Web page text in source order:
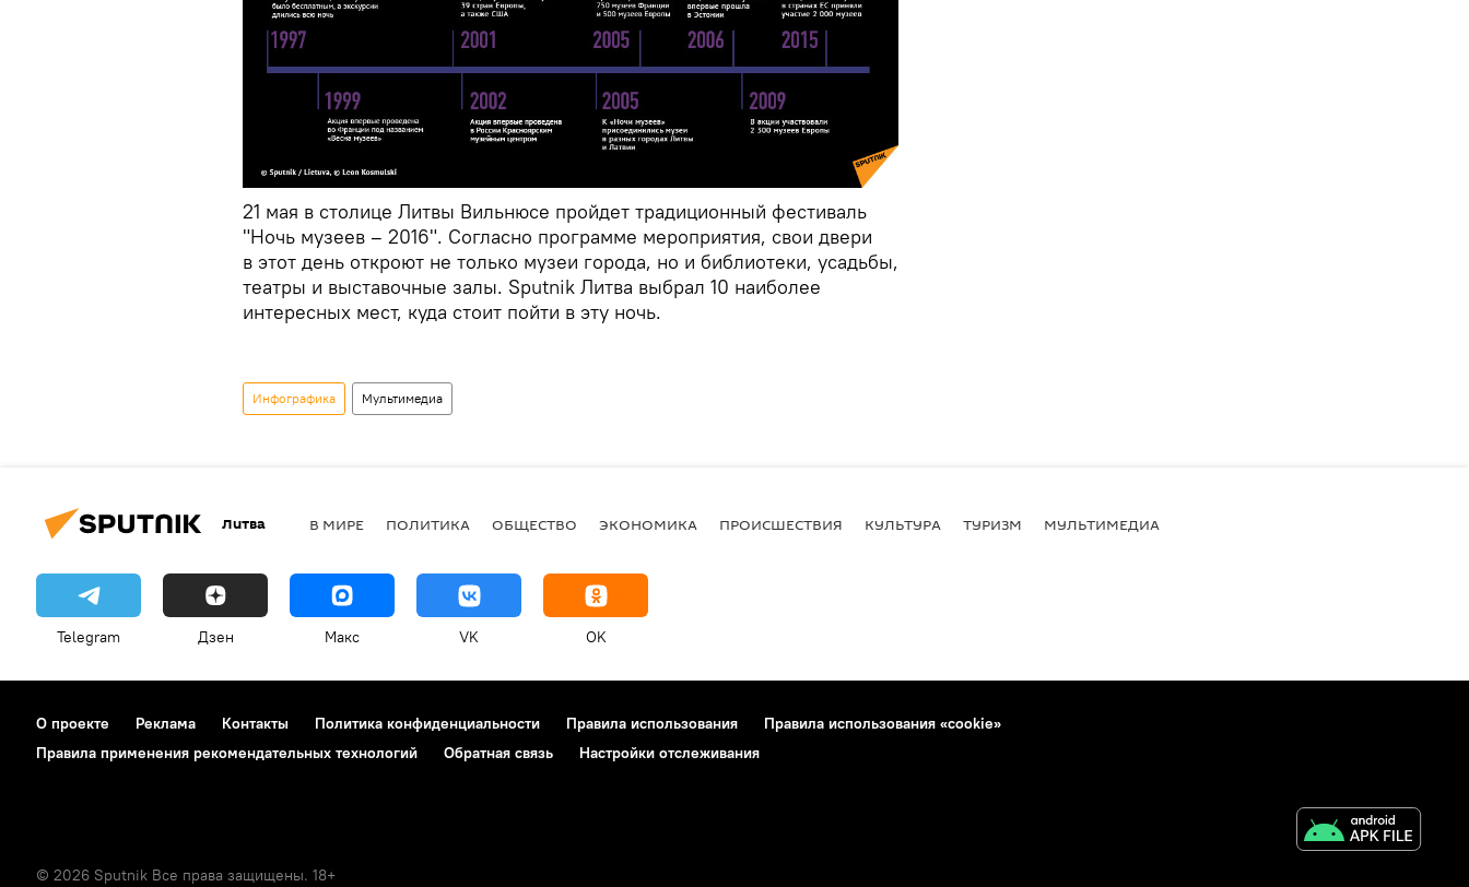
21 мая в столице Литвы Вильнюсе пройдет традиционный фестиваль
"Ночь музеев – 2016". Согласно программе мероприятия, свои двери
в этот день откроют не только музеи города, но и библиотеки, усадьбы,
театры и выставочные залы. Sputnik Литва выбрал 10 наиболее
интересных мест, куда стоит пойти в эту ночь.
Инфографика Мультимедиа
Литва В МИРЕ ПОЛИТИКА ОБЩЕСТВО ЭКОНОМИКА ПРОИСШЕСТВИЯ КУЛЬТУРА ТУРИЗМ МУЛЬТИМЕДИА
Telegram Дзен Макс VK OK
О проекте Реклама Контакты Политика конфиденциальности Правила использования
Правила использования «cookie»
Правила применения рекомендательных технологий
Обратная связь Настройки отслеживания
© 2026 Sputnik Все права защищены. 18+